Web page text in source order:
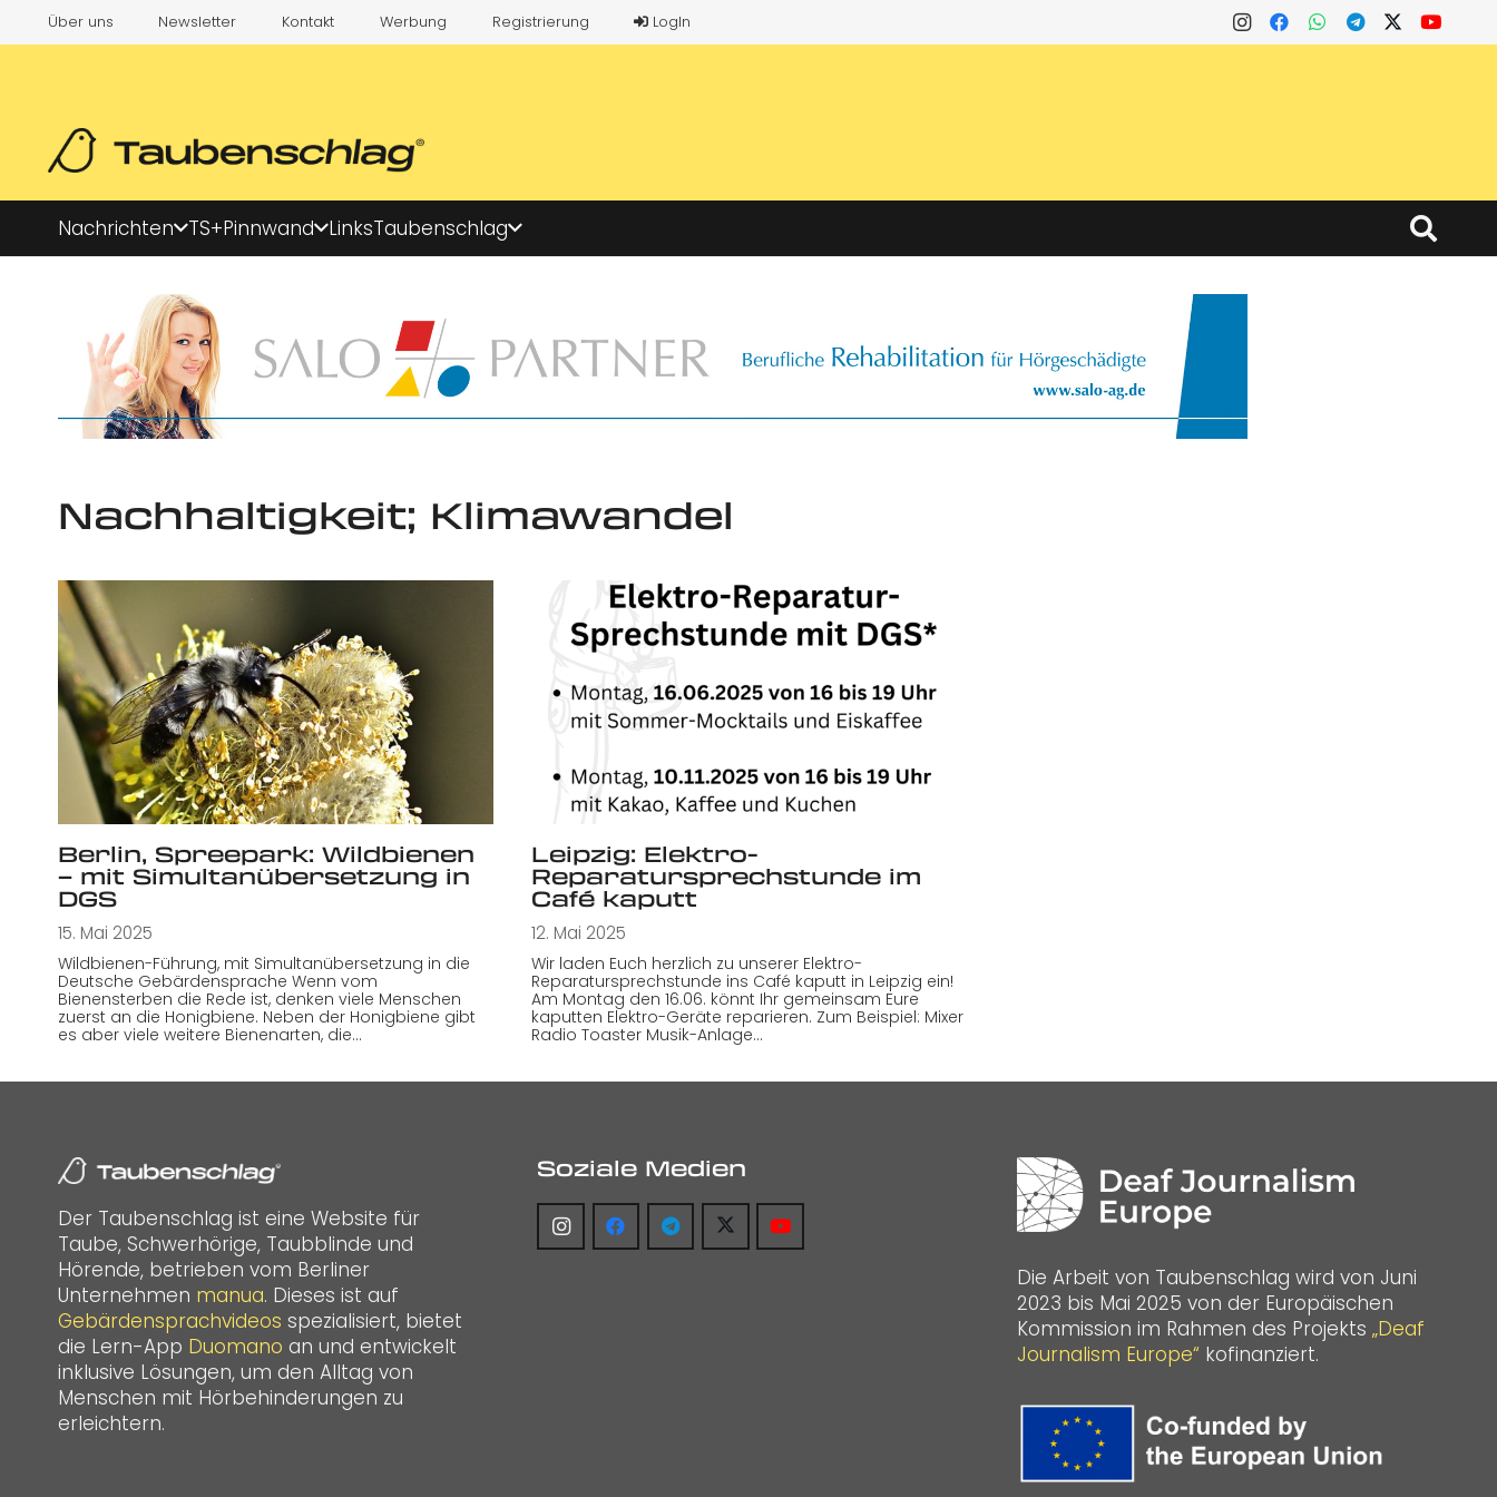
Über uns Newsletter Kontakt Werbung Registrierung LogIn
Nachrichten TS+Pinnwand LinksTaubenschlag
Nachhaltigkeit; Klimawandel
Berlin, Spreepark: Wildbienen
– mit Simultanübersetzung in
DGS
15. Mai 2025
Wildbienen-Führung, mit Simultanübersetzung in die
Deutsche Gebärdensprache Wenn vom
Bienensterben die Rede ist, denken viele Menschen
zuerst an die Honigbiene. Neben der Honigbiene gibt
es aber viele weitere Bienenarten, die…
Leipzig: Elektro-
Reparatursprechstunde im
Café kaputt
12. Mai 2025
Wir laden Euch herzlich zu unserer Elektro-
Reparatursprechstunde ins Café kaputt in Leipzig ein!
Am Montag den 16.06. könnt Ihr gemeinsam Eure
kaputten Elektro-Geräte reparieren. Zum Beispiel: Mixer
Radio Toaster Musik-Anlage…
Der Taubenschlag ist eine Website für
Taube, Schwerhörige, Taubblinde und
Hörende, betrieben vom Berliner
Unternehmen manua. Dieses ist auf
Gebärdensprachvideos spezialisiert, bietet
die Lern-App Duomano an und entwickelt
inklusive Lösungen, um den Alltag von
Menschen mit Hörbehinderungen zu
erleichtern.
Soziale Medien
Die Arbeit von Taubenschlag wird von Juni
2023 bis Mai 2025 von der Europäischen
Kommission im Rahmen des Projekts „Deaf
Journalism Europe“ kofinanziert.